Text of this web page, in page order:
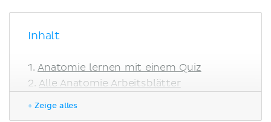
Inhalt
Anatomie lernen mit einem Quiz
Alle Anatomie Arbeitsblätter
+ Zeige alles